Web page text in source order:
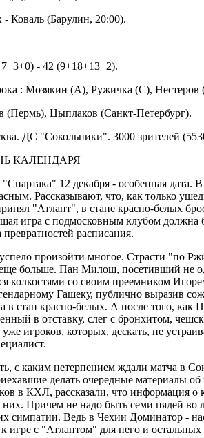
Коваль (Барулин, 20:00).
- 42 (9+18+13+2).
: Мозякин (А), Ружичка (С), Нестеров
(Пермь), Цыплаков (Санкт-Петербург).
ДС "Сокольники". 3000 зрителей
КАЛЕНДАРЯ
12 декабря - особенная дата. В
Рассказывают, что, как только
"Атлант", в стане красно-белых
игра с подмосковным клубом должна
превратностей расписания.
успело произойти многое. Страсти "по
еще больше. Пан Милош, посетивший не
колкостями со своим преемником
Гашеку, публично выразив
в стан красно-белых. А после того, как
в отставку, слег с бронхитом,
уже игроков, которых, дескать, не
с каким нетерпением ждали матча в
делать очередные материалы об
в КХЛ, рассказали, что информация
них. Причем не надо быть семи пядей во
симпатии. Ведь в Чехии Доминатор -
игре с "Атлантом" для него и